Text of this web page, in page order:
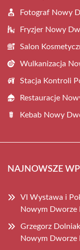
Fotograf Nowy
Fryzjer Nowy
Salon
Wulkanizacja
Stacja Kontroli
Restauracje
Kebab Nowy
NAJNOWSZE
VI Wystawa i
Nowym Dworze
Grzegorz
Nowym Dworze